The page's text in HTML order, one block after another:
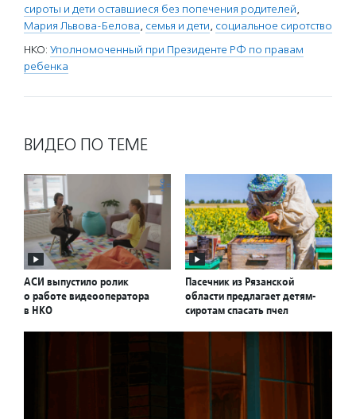
сироты и дети оставшиеся без попечения родителей,
Мария Львова-Белова, семья и дети, социальное сиротство
НКО: Уполномоченный при Президенте РФ по правам
ребенка
ВИДЕО ПО ТЕМЕ
АСИ выпустило ролик
о работе видеооператора
в НКО
Пасечник из Рязанской
области предлагает детям-
сиротам спасать пчел